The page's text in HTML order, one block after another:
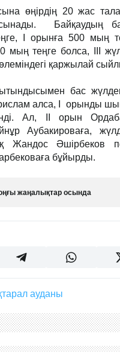
өңірдің 20 жас
Байқаудың
І орынға 500 мың
мың теңге болса, ІІІ
қаржылай
бас
алса, І орынды
Ал, ІІ орын
Аубакироваға,
Жандос Әшірбеков
бұйырды.
жаңалықтар осында
ауданы